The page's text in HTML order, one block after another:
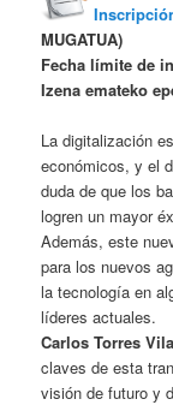
MUGATUA)
Fecha límite de
Izena emateko
La digitalización
económicos, y el
duda de que los
logren un mayor
Además, este
para los nuevos
la tecnología en
líderes actuales.
Carlos Torres Vila
claves de esta
visión de futuro y